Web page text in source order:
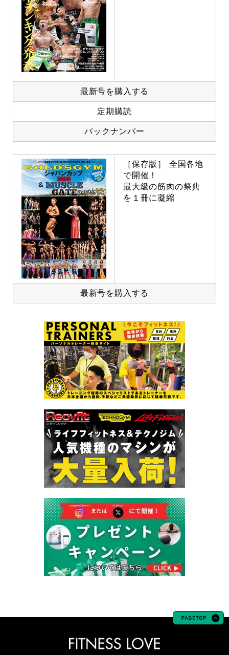
最新号を購入する
定期購読
バックナンバー
［保存版］ 全国各地
で開催！
最大級の筋肉の祭典
を１冊に凝縮
最新号を購入する